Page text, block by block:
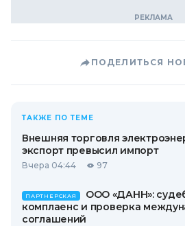
ПОДЕЛИТЬСЯ
ТАКЖЕ ПО ТЕМЕ
Внешняя торговля
экспорт превысил импорт
Вчера 04:44 97
ПАРТНЕРСКАЯ
ООО «ДАНН»:
комплаенс и проверка
соглашений